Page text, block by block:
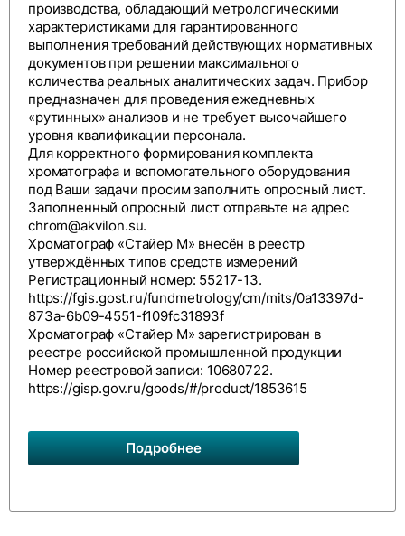
производства, обладающий метрологическими
характеристиками для гарантированного
выполнения требований действующих нормативных
документов при решении максимального
количества реальных аналитических задач. Прибор
предназначен для проведения ежедневных
«рутинных» анализов и не требует высочайшего
уровня квалификации персонала.
Для корректного формирования комплекта
хроматографа и вспомогательного оборудования
под Ваши задачи просим заполнить опросный лист.
Заполненный опросный лист отправьте на адрес
chrom@akvilon.su.
Хроматограф «Стайер М» внесён в реестр
утверждённых типов средств измерений
Регистрационный номер: 55217-13.
https://fgis.gost.ru/fundmetrology/cm/mits/0a13397d-
873a-6b09-4551-f109fc31893f
Хроматограф «Стайер М» зарегистрирован в
реестре российской промышленной продукции
Номер реестровой записи: 10680722.
https://gisp.gov.ru/goods/#/product/1853615
Подробнее